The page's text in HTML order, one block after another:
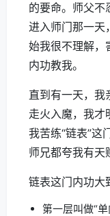
的要命。师父不
进入师门那一天
始我很不理解，
内功教我。
直到有一天，我
走火入魔，我才
我苦练“链表”这
师兄都夸我有天
链表这门内功大
第一层叫做“